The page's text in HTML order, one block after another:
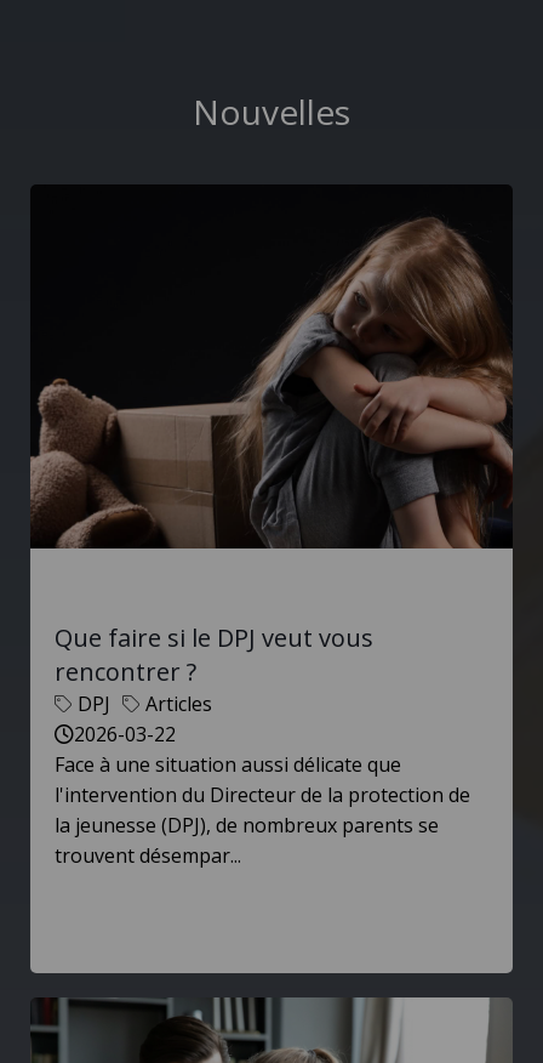
Nouvelles
Que faire si le DPJ veut vous
rencontrer ?
DPJ
Articles
2026-03-22
Face à une situation aussi délicate que
l'intervention du Directeur de la protection de
la jeunesse (DPJ), de nombreux parents se
trouvent désempar...